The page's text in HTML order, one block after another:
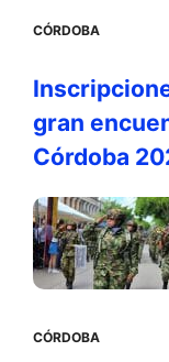
CÓRDOBA
gran
Córdoba
CÓRDOBA